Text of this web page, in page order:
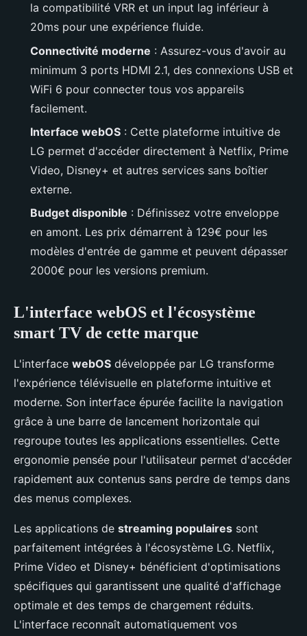
la compatibilité VRR et un input lag inférieur à
20ms pour une expérience fluide.
Connectivité moderne : Assurez-vous d'avoir au
minimum 3 ports HDMI 2.1, des connexions USB et
WiFi 6 pour connecter tous vos appareils
facilement.
Interface webOS : Cette plateforme intuitive de
LG permet d'accéder directement à Netflix, Prime
Video, Disney+ et autres services sans boîtier
externe.
Budget disponible : Définissez votre enveloppe
en amont. Les prix démarrent à 129€ pour les
modèles d'entrée de gamme et peuvent dépasser
2000€ pour les versions premium.
L'interface webOS et l'écosystème
smart TV de cette marque
L'interface webOS développée par LG transforme
l'expérience télévisuelle en plateforme intuitive et
moderne. Son interface épurée facilite la navigation
grâce à une barre de lancement horizontale qui
regroupe toutes les applications essentielles. Cette
ergonomie pensée pour l'utilisateur permet d'accéder
rapidement aux contenus sans perdre de temps dans
des menus complexes.
Les applications de streaming populaires sont
parfaitement intégrées à l'écosystème LG. Netflix,
Prime Video et Disney+ bénéficient d'optimisations
spécifiques qui garantissent une qualité d'affichage
optimale et des temps de chargement réduits.
L'interface reconnaît automatiquement vos